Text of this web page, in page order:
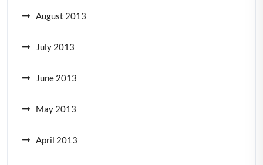
August 2013
July 2013
June 2013
May 2013
April 2013